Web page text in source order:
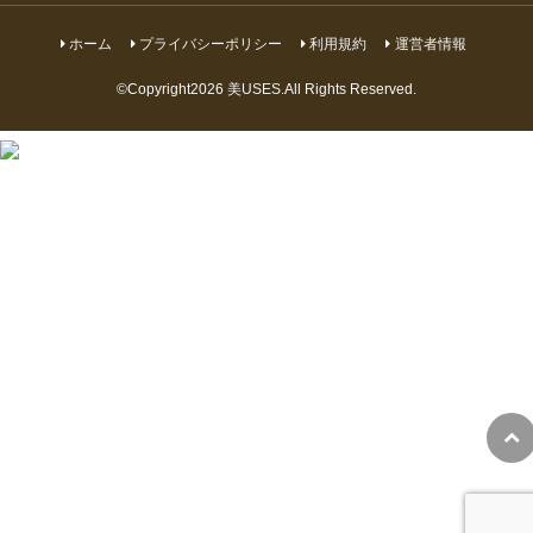
ホーム プライバシーポリシー 利用規約 運営者情報
©Copyright2026 美USES .All Rights Reserved.